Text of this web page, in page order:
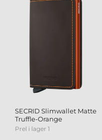
SECRID Slimwallet Matte
Truffle-Orange
Prel i lager 1